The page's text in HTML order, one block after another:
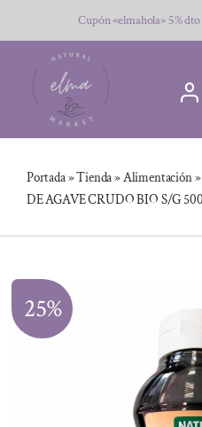
al
contenido
Cupón «elmahola» 5%
Portada»Tienda»Alimentación
DE AGAVE CRUDO BIO S/G
25%